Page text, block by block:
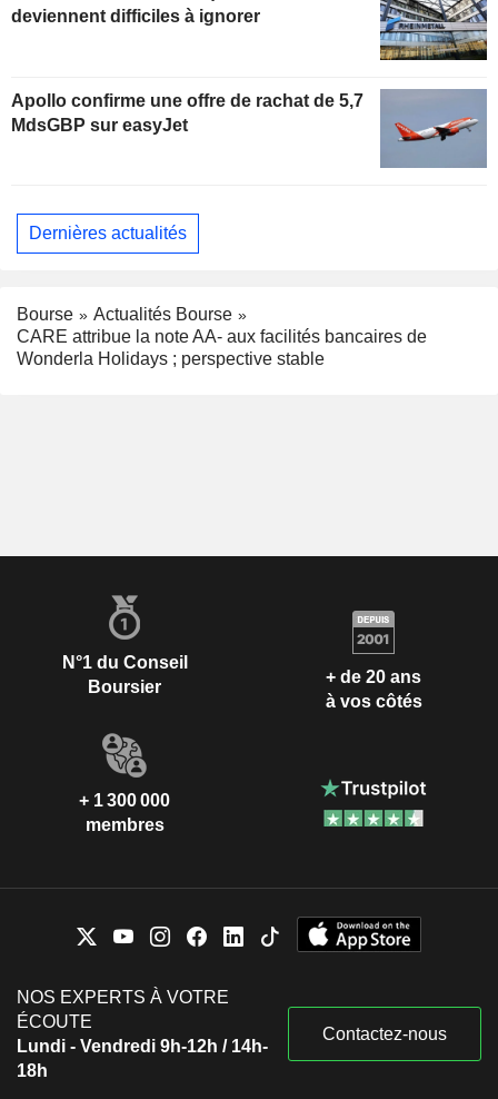
deviennent difficiles à ignorer
Apollo confirme une offre de rachat de 5,7
MdsGBP sur easyJet
Dernières actualités
Bourse
Actualités Bourse
CARE attribue la note AA- aux facilités bancaires de
Wonderla Holidays ; perspective stable
N°1 du Conseil
Boursier
+ de 20 ans
à vos côtés
+ 1 300 000
membres
NOS EXPERTS À VOTRE
ÉCOUTE
Lundi - Vendredi 9h-12h / 14h-
18h
Contactez-nous